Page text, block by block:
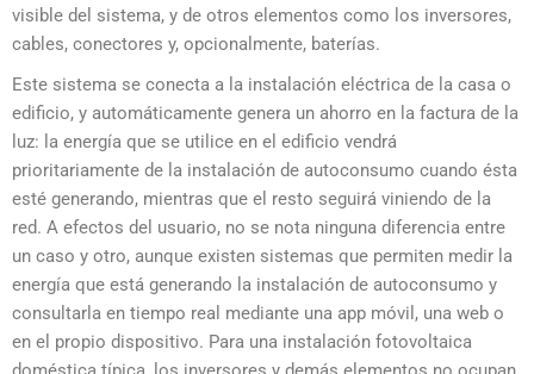
visible del sistema, y de otros elementos como los inversores,
cables, conectores y, opcionalmente, baterías.
Este sistema se conecta a la instalación eléctrica de la casa o
edificio, y automáticamente genera un ahorro en la factura de la
luz: la energía que se utilice en el edificio vendrá
prioritariamente de la instalación de autoconsumo cuando ésta
esté generando, mientras que el resto seguirá viniendo de la
red. A efectos del usuario, no se nota ninguna diferencia entre
un caso y otro, aunque existen sistemas que permiten medir la
energía que está generando la instalación de autoconsumo y
consultarla en tiempo real mediante una app móvil, una web o
en el propio dispositivo. Para una instalación fotovoltaica